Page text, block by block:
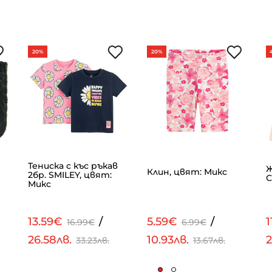
20%
Тениска с къс ръкав
2бр. SMILEY, цвят:
Микс
13.59€ 16.99€ /
26.58лв. 33.23лв.
20%
Клин, цвят: Микс
5.59€ 6.99€ /
10.93лв. 13.67лв.